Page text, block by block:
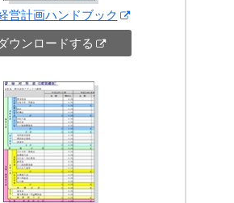
営計画ハンドブック
ウンロードする